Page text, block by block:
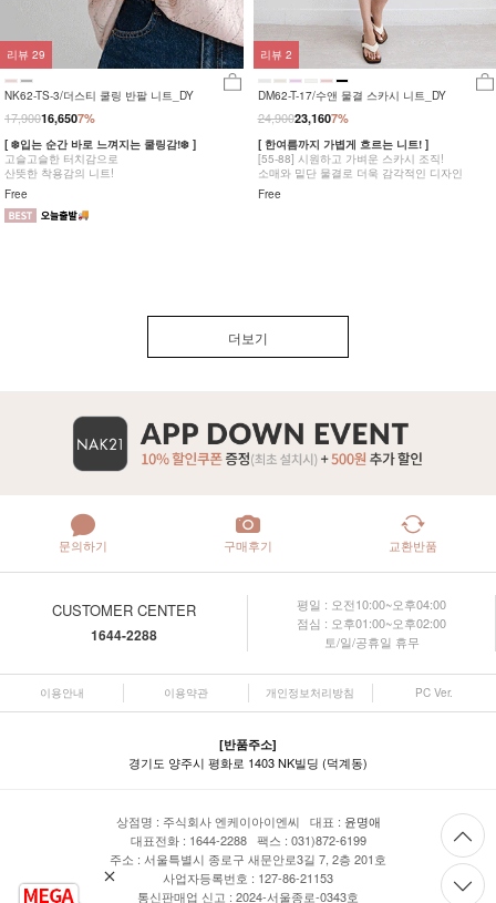
NK62-TS-3/더스티 쿨링 반팔 니트_DY
7%
17,90016,650
[ ❄️입는 순간 바로 느껴지는 쿨링감!❄️ ]
고슬고슬한 터치감으로
산뜻한 착용감의 니트!
Free
리뷰 29
DM62-T-17/수앤 물결 스카시 니트_DY
7%
24,90023,160
[ 한여름까지 가볍게 흐르는 니트! ]
[55-88] 시원하고 가벼운 스카시 조직!
소매와 밑단 물결로 더욱 감각적인 디자인
Free
리뷰 2
더보기
문의하기 구매후기 교환반품
CUSTOMER CENTER
1644-2288
평일 : 오전10:00~오후04:00
점심 : 오후01:00~오후02:00
토/일/공휴일 휴무
이용안내 이용약관 개인정보처리방침 PC Ver.
[반품주소]
경기도 양주시 평화로 1403 NK빌딩 (덕계동)
상점명 : 주식회사 엔케이아이엔씨 대표 : 윤명애
대표전화 : 1644-2288 팩스 : 031)872-6199
주소 : 서울특별시 종로구 새문안로3길 7, 2층 201호
사업자등록번호 : 127-86-21153
통신판매업 신고 : 2024-서울종로-0343호